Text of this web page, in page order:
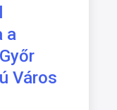
a
Város